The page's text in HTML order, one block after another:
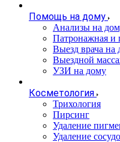
Помощь на дому
Анализы на
Патронажная и
Выезд врача на
Выездной
УЗИ на дому
Косметология
Трихология
Пирсинг
Удаление
Удаление